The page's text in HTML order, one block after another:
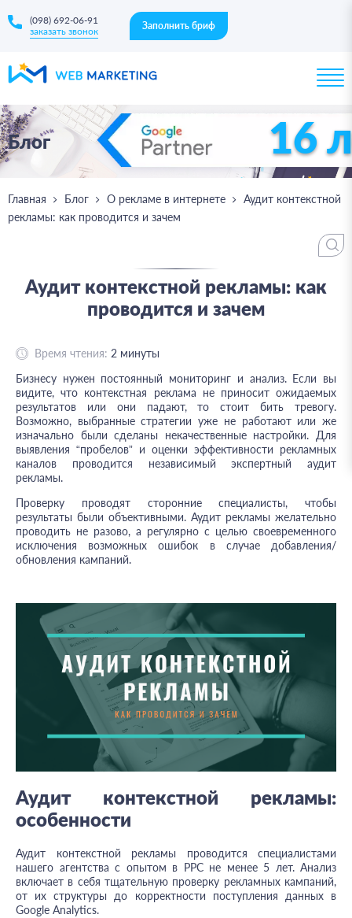
(098) 692-06-91
заказать звонок
Заполнить бриф
Блог 16
Главная Блог О рекламе в интернете
Аудит контекстной
рекламы: как проводится и зачем
Аудит контекстной рекламы: как
проводится и зачем
Время чтения: 2 минуты
Бизнесу нужен постоянный мониторинг и анализ. Если вы
видите, что контекстная реклама не приносит ожидаемых
результатов или они падают, то стоит бить тревогу.
Возможно, выбранные стратегии уже не работают или же
изначально были сделаны некачественные настройки. Для
выявления “пробелов” и оценки эффективности рекламных
каналов проводится независимый экспертный аудит
рекламы.
Проверку проводят сторонние специалисты, чтобы
результаты были объективными. Аудит рекламы желательно
проводить не разово, а регулярно с целью своевременного
исключения возможных ошибок в случае добавления/
обновления кампаний.
Аудит контекстной рекламы:
особенности
Аудит контекстной рекламы проводится специалистами
нашего агентства с опытом в PPC не менее 5 лет. Анализ
включает в себя тщательную проверку рекламных кампаний,
от их структуры до корректности поступления данных в
Google Analytics.